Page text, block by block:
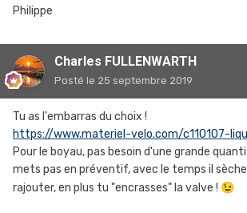
Philippe
Charles FULLENWARTH
Posté le 25 septembre 2019
Tu as l'embarras du choix !
https://www.materiel-velo.com/c110107-
Pour le boyau, pas besoin d'une grande
mets pas en préventif, avec le temps il
rajouter, en plus tu "encrasses" la valve ! 😉